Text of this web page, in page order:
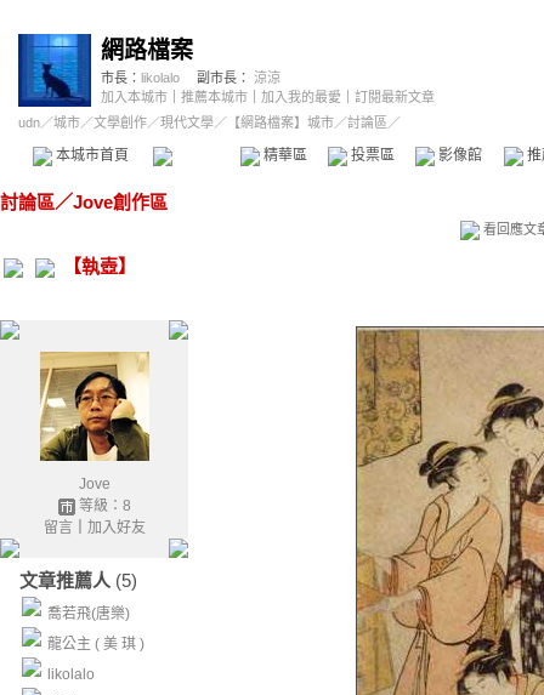
網路檔案
市長： likolalo 副市長：
涼涼
加入本城市
推薦本城市 加入我的最愛
訂閱最新文章
udn／城市／文學創作／現代文學／ 【網路檔案】城市／討論區／
本城市首頁 精華區 投票區 影像館
討論區／Jove創作區
看回應文
【執壺】
Jove
等級：8
留言｜ 加入好友
文章推薦人 (5)
喬若飛(唐樂)
龍公主 ( 美 琪 )
likolalo